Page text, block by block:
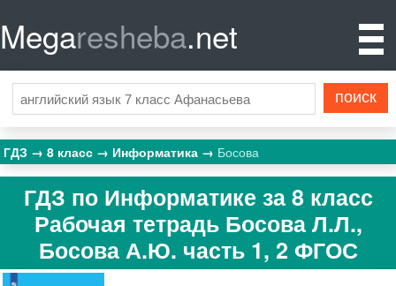
Megaresheba.net
ГДЗ 8 класс Информатика Босова
ГДЗ по Информатике за 8 класс
Рабочая тетрадь Босова Л.Л.,
Босова А.Ю. часть 1, 2 ФГОС